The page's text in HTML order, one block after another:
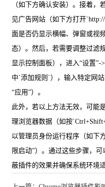
（如下方确认安装）。接着，
见广告网站（如下方打开
面是否仍显示横幅、弹窗或视
态）。然后，若需要调整过滤
显示控制面板），进入“设置”-
中`添加规则`），输入特定网
“应用”）。
此外，若以上方法无效，可能
理浏览器数据（如按
以管理员身份运行程序（如下
限启动”）。通过这些步骤，
蔽插件的效果并确保系统环境